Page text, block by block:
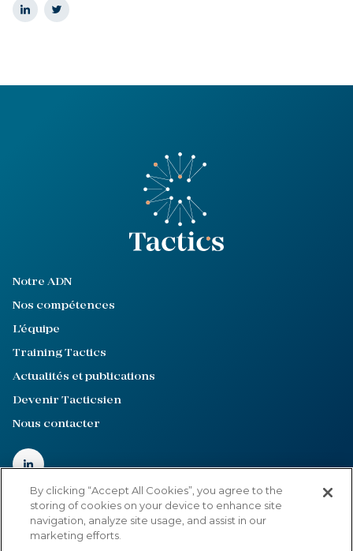
Notre ADN
Nos compétences
L'équipe
Training Tactics
Actualités et publications
Devenir Tacticsien
Nous contacter
Mentions légales
By clicking “Accept All Cookies”, you agree to the
storing of cookies on your device to enhance site
navigation, analyze site usage, and assist in our
marketing efforts.